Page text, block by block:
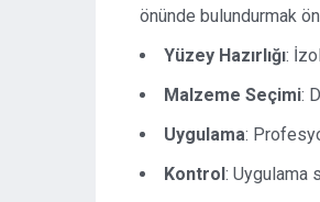
önünde bulundurmak
Yüzey Hazırlığı:
Malzeme Seçimi:
Uygulama:
Kontrol: Uygulama